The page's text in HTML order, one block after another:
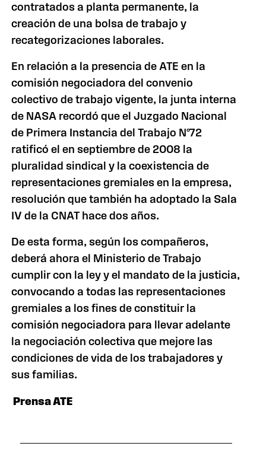
contratados a planta permanente, la
creación de una bolsa de trabajo y
recategorizaciones laborales.
En relación a la presencia de ATE en la
comisión negociadora del convenio
colectivo de trabajo vigente, la junta interna
de NASA recordó que el Juzgado Nacional
de Primera Instancia del Trabajo Nº72
ratificó el en septiembre de 2008 la
pluralidad sindical y la coexistencia de
representaciones gremiales en la empresa,
resolución que también ha adoptado la Sala
IV de la CNAT hace dos años.
De esta forma, según los compañeros,
deberá ahora el Ministerio de Trabajo
cumplir con la ley y el mandato de la justicia,
convocando a todas las representaciones
gremiales a los fines de constituir la
comisión negociadora para llevar adelante
la negociación colectiva que mejore las
condiciones de vida de los trabajadores y
sus familias.
Prensa ATE